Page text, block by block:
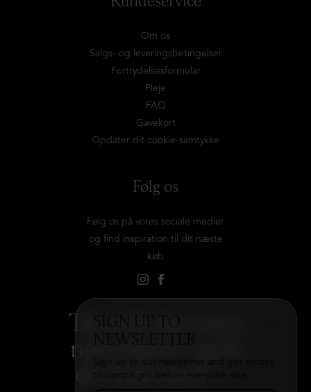
SIGN UP TO
Om os
Salgs- og leveringsbetingelser
Fortrydelsesformular
Pleje
FAQ
Gavekort
Opdater dit cookie-samtykke
Følg os
Følg os på vores sociale medier
og find inspiration til dit næste
køb
Tilmeld dig vores
nyhedsbrev og få